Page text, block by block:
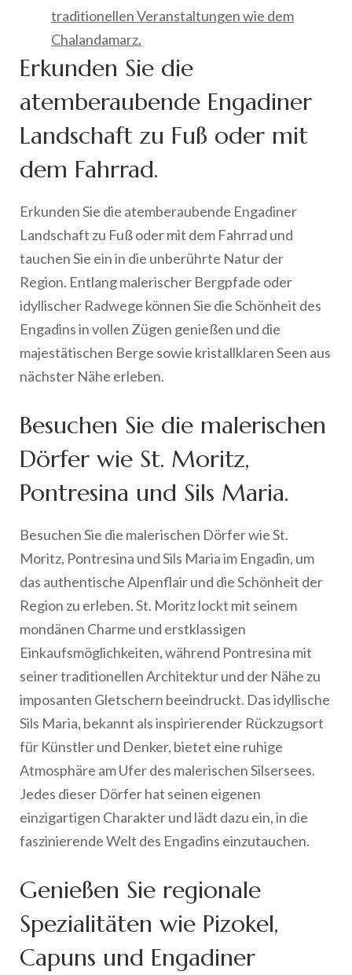
traditionellen Veranstaltungen wie dem
Chalandamarz.
Erkunden Sie die
atemberaubende Engadiner
Landschaft zu Fuß oder mit
dem Fahrrad.
Erkunden Sie die atemberaubende Engadiner
Landschaft zu Fuß oder mit dem Fahrrad und
tauchen Sie ein in die unberührte Natur der
Region. Entlang malerischer Bergpfade oder
idyllischer Radwege können Sie die Schönheit des
Engadins in vollen Zügen genießen und die
majestätischen Berge sowie kristallklaren Seen aus
nächster Nähe erleben.
Besuchen Sie die malerischen
Dörfer wie St. Moritz,
Pontresina und Sils Maria.
Besuchen Sie die malerischen Dörfer wie St.
Moritz, Pontresina und Sils Maria im Engadin, um
das authentische Alpenflair und die Schönheit der
Region zu erleben. St. Moritz lockt mit seinem
mondänen Charme und erstklassigen
Einkaufsmöglichkeiten, während Pontresina mit
seiner traditionellen Architektur und der Nähe zu
imposanten Gletschern beeindruckt. Das idyllische
Sils Maria, bekannt als inspirierender Rückzugsort
für Künstler und Denker, bietet eine ruhige
Atmosphäre am Ufer des malerischen Silsersees.
Jedes dieser Dörfer hat seinen eigenen
einzigartigen Charakter und lädt dazu ein, in die
faszinierende Welt des Engadins einzutauchen.
Genießen Sie regionale
Spezialitäten wie Pizokel,
Capuns und Engadiner